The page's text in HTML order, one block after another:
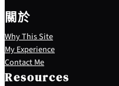
關於
Why This Site
My Experience
Contact Me
Resources